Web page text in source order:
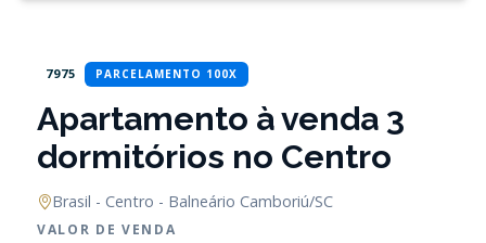
7975 PARCELAMENTO 100X
Apartamento à venda 3
dormitórios no Centro
Brasil - Centro - Balneário Camboriú/SC
VALOR DE VENDA